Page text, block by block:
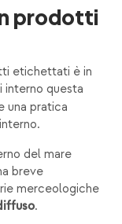
prodotti
etichettati è in
interno questa
una pratica
del mare
breve
merceologiche
.